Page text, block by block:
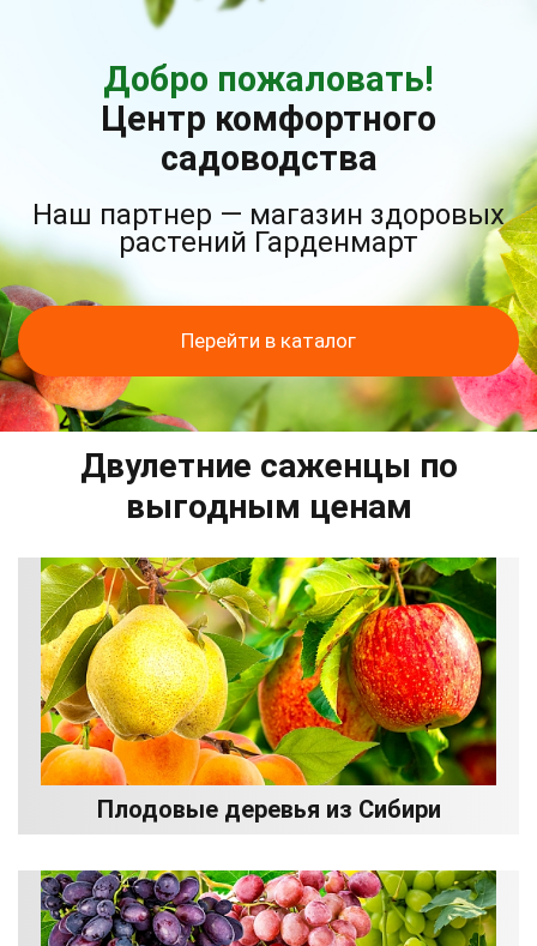
Добро пожаловать!
Центр комфортного
садоводства
Наш партнер — магазин здоровых
растений Гарденмарт
Перейти в каталог
Двулетние саженцы по
выгодным ценам
Плодовые деревья из Сибири